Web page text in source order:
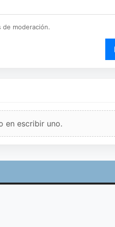
de moderación.
en escribir uno.